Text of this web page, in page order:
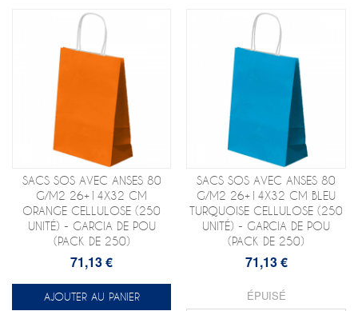
SACS SOS AVEC ANSES 80
G/M2 26+14X32 CM
ORANGE CELLULOSE (250
UNITÉ) - GARCIA DE POU
(PACK DE 250)
71,13 €
AJOUTER AU PANIER
SACS SOS AVEC ANSES 80
G/M2 26+14X32 CM BLEU
TURQUOISE CELLULOSE (250
UNITÉ) - GARCIA DE POU
(PACK DE 250)
71,13 €
ÉPUISÉ